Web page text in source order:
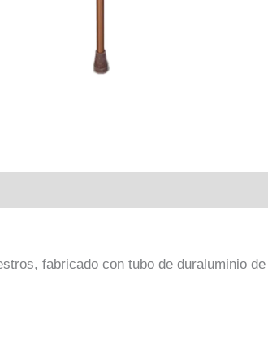
fabricado con tubo de duraluminio